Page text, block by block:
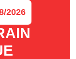
2026